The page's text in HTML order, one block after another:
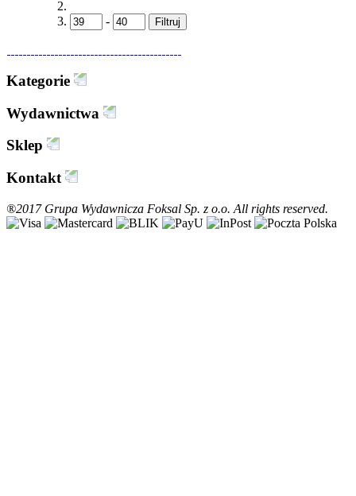
- Filtruj
Kategorie
Wydawnictwa
Sklep
Kontakt
®2017 Grupa Wydawnicza Foksal Sp. z o.o. All rights reserved.